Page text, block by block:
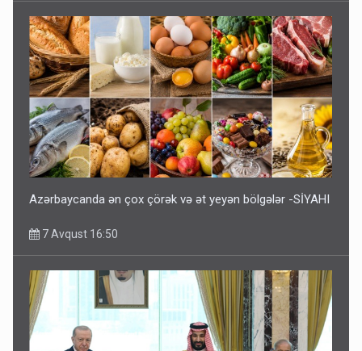
Azərbaycanda ən çox çörək və ət yeyən bölgələr -SİYAHI
7 Avqust 16:50